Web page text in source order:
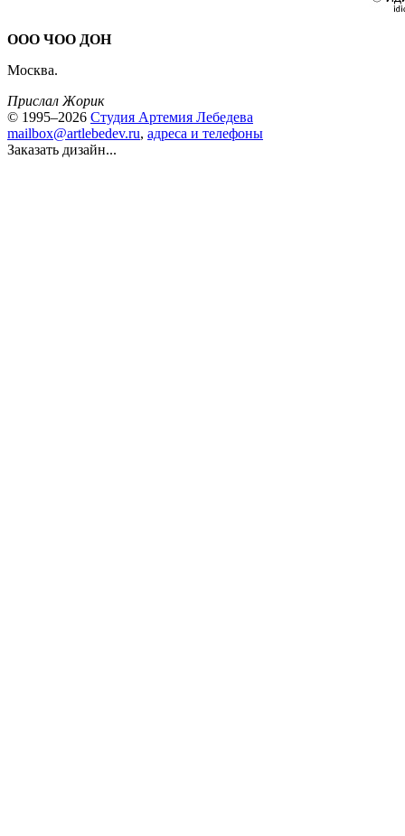
ООО ЧОО ДОН
Москва.
Прислал Жорик
© 1995–2026 Студия Артемия Лебедева
mailbox@artlebedev.ru, адреса и телефоны
Заказать дизайн...